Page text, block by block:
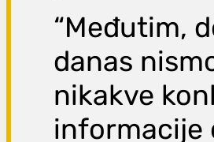
“Međutim,
danas
nikakve
informacije